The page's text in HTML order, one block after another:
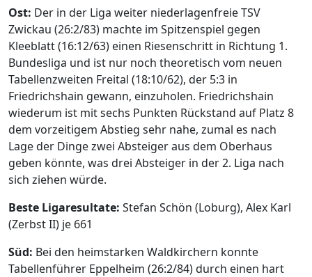
Ost: Der in der Liga weiter niederlagenfreie TSV
Zwickau (26:2/83) machte im Spitzenspiel gegen
Kleeblatt (16:12/63) einen Riesenschritt in Richtung 1.
Bundesliga und ist nur noch theoretisch vom neuen
Tabellenzweiten Freital (18:10/62), der 5:3 in
Friedrichshain gewann, einzuholen. Friedrichshain
wiederum ist mit sechs Punkten Rückstand auf Platz 8
dem vorzeitigem Abstieg sehr nahe, zumal es nach
Lage der Dinge zwei Absteiger aus dem Oberhaus
geben könnte, was drei Absteiger in der 2. Liga nach
sich ziehen würde.
Beste Ligaresultate: Stefan Schön (Loburg), Alex Karl
(Zerbst II) je 661
Süd: Bei den heimstarken Waldkirchern konnte
Tabellenführer Eppelheim (26:2/84) durch einen hart